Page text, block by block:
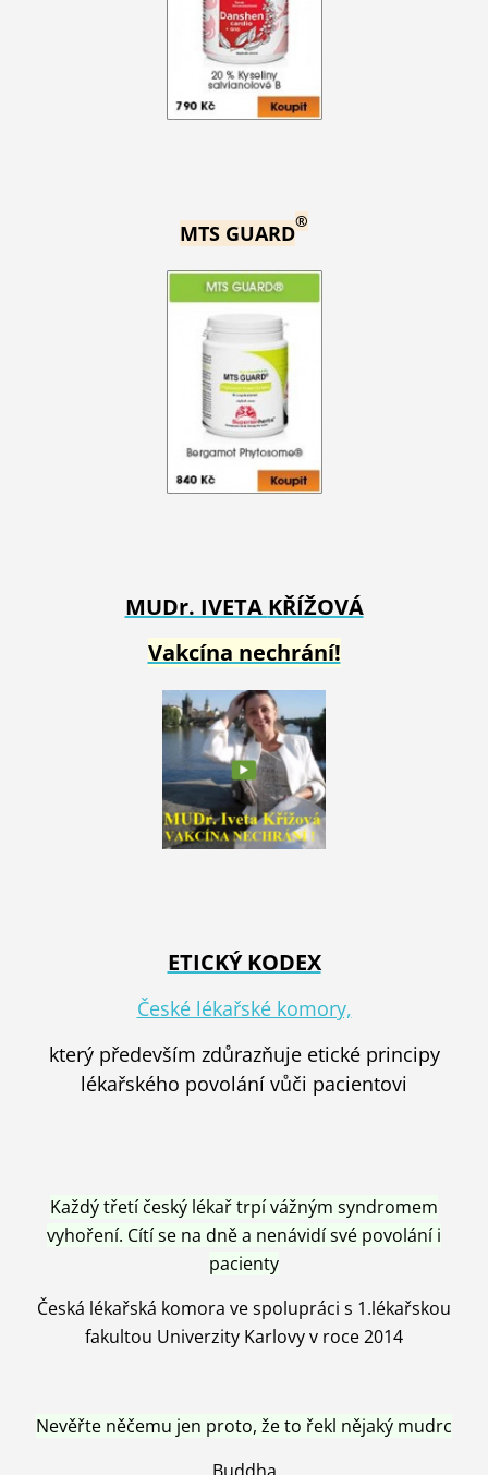
MTS GUARD®
MUDr. IVETA KŘÍŽOVÁ
Vakcína nechrání!
ETICKÝ KODEX
České lékařské komory,
který především zdůrazňuje etické principy
lékařského povolání vůči pacientovi
Každý třetí český lékař trpí vážným syndromem
vyhoření. Cítí se na dně a nenávidí své povolání i
pacienty
Česká lékařská komora ve spolupráci s 1.lékařskou
fakultou Univerzity Karlovy v roce 2014
Nevěřte něčemu jen proto, že to řekl nějaký mudrc